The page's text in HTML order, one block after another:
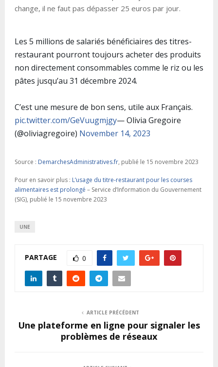
change, il ne faut pas dépasser 25 euros par jour.
Les 5 millions de salariés bénéficiaires des titres-
restaurant pourront toujours acheter des produits
non directement consommables comme le riz ou les
pâtes jusqu’au 31 décembre 2024.
C’est une mesure de bon sens, utile aux Français.
pic.twitter.com/GeVuugmjgy— Olivia Gregoire
(@oliviagregoire) November 14, 2023
Source : DemarchesAdministratives.fr, publié le 15 novembre 2023
Pour en savoir plus : L’usage du titre-restaurant pour les courses
alimentaires est prolongé – Service d’Information du Gouvernement
(SIG), publié le 15 novembre 2023
UNE
PARTAGE 0
ARTICLE PRÉCÉDENT
Une plateforme en ligne pour signaler les
problèmes de réseaux